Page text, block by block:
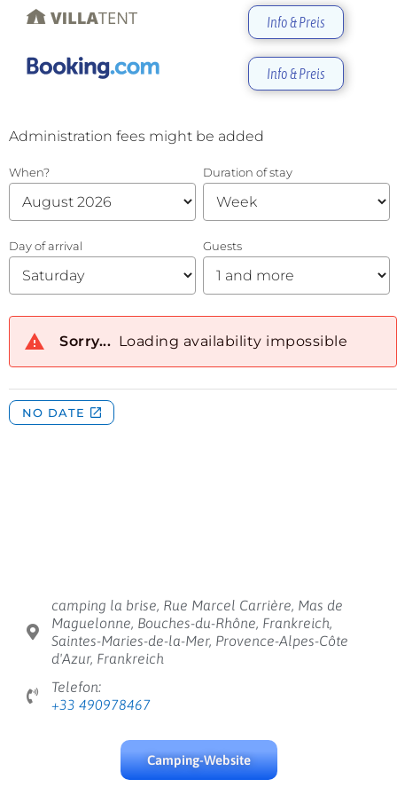
Info & Preis
Info & Preis
camping la brise, Rue Marcel Carrière, Mas de
Maguelonne, Bouches-du-Rhône, Frankreich,
Saintes-Maries-de-la-Mer, Provence-Alpes-Côte
d'Azur, Frankreich
Telefon:
+33 490978467
Camping-Website